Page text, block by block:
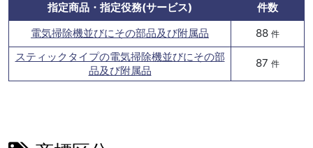
指定商品・指定役務(サービス)
件数
電気掃除機並びにその部品及び附属品
88 件
スティックタイプの電気掃除機並びにその部
品及び附属品
87 件